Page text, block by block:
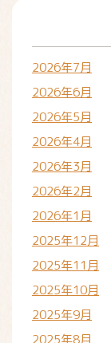
2026年7月
2026年6月
2026年5月
2026年4月
2026年3月
2026年2月
2026年1月
2025年12月
2025年11月
2025年10月
2025年9月